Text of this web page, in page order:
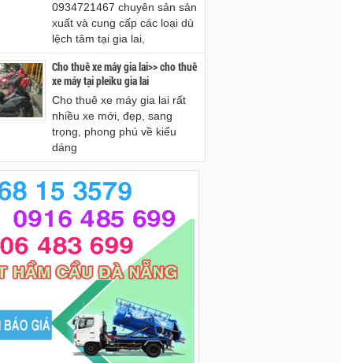
0934721467 chuyên sản sản
xuất và cung cấp các loại dù
lệch tâm tại gia lai,
Cho thuê xe máy gia lai>> cho thuê
xe máy tại pleiku gia lai
Cho thuê xe máy gia lai rất
nhiều xe mới, đẹp, sang
trọng, phong phú về kiểu
dáng